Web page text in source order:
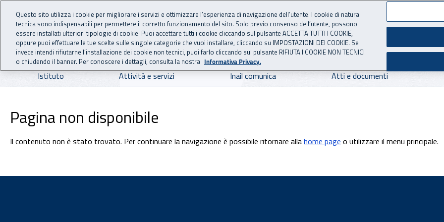
Vai al menu principale
Vai al contenuto principale
INAIL - Istituto Nazionale per l'Assicurazione
Navigazione principale
Istituto Attività e servizi Inail comunica Atti e documenti
Pagina non disponibile
Il contenuto non è stato trovato. Per continuare la navigazione è possibile ritornare allahome page o utilizzare il menu principale.
Questo sito utilizza i cookie per migliorare i servizi e ottimizzare l’esperienza di navigazione dell’utente. I cookie di natura
tecnica sono indispensabili per permettere il corretto funzionamento del sito. Solo previo consenso dell’utente, possono
essere installati ulteriori tipologie di cookie. Puoi accettare tutti i cookie cliccando sul pulsante ACCETTA TUTTI I COOKIE,
oppure puoi effettuare le tue scelte sulle singole categorie che vuoi installare, cliccando su IMPOSTAZIONI DEI COOKIE. Se
invece intendi rifiutarne l’installazione dei cookie non tecnici, puoi farlo cliccando sul pulsante RIFIUTA I COOKIE NON TECNICI
o chiudendo il banner. Per conoscere i dettagli, consulta la nostra Informativa Privacy.